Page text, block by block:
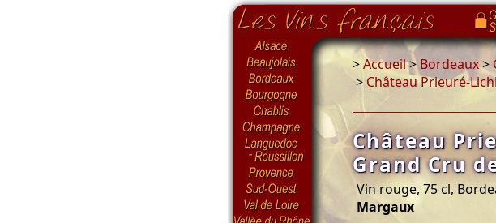
>Accueil>Bordeaux>
> Château Prieuré-
Château
Grand Cru
Vin rouge, 75 cl,
Margaux